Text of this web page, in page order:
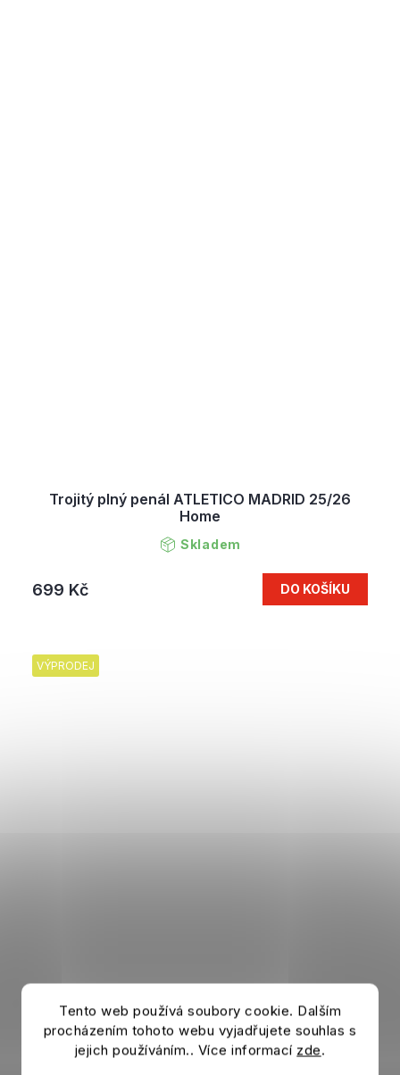
Tento web používá soubory cookie. Dalším
procházením tohoto webu vyjadřujete souhlas s
jejich používáním.. Více informací zde.
Trojitý plný penál ATLETICO MADRID 25/26
Home
Skladem
699 Kč DO KOŠÍKU
VÝPRODEJ